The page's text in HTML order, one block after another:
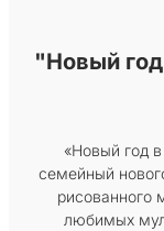
"Новый
«Новый год
семейный
рисованного
любимых